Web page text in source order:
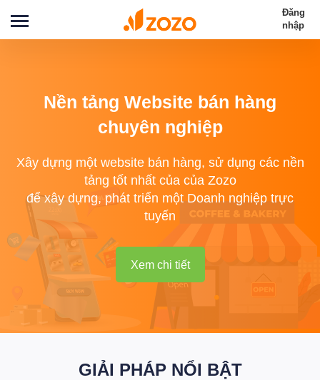
Đăng
nhập
Nền tảng Website bán hàng
chuyên nghiệp
Xây dựng một website bán hàng, sử dụng các nền
tảng tốt nhất của của Zozo
để xây dựng, phát triển một Doanh nghiệp trực
tuyến
Xem chi tiết
GIẢI PHÁP NỔI BẬT